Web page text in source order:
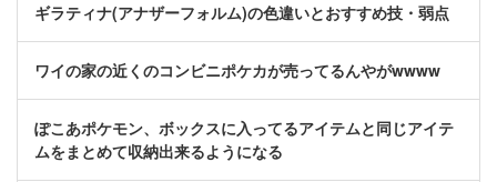
ギラティナ(アナザーフォルム)の色違いとおすすめ技・弱点
ワイの家の近くのコンビニポケカが売ってるんやがwwww
ぽこあポケモン、ボックスに入ってるアイテムと同じアイテ
ムをまとめて収納出来るようになる